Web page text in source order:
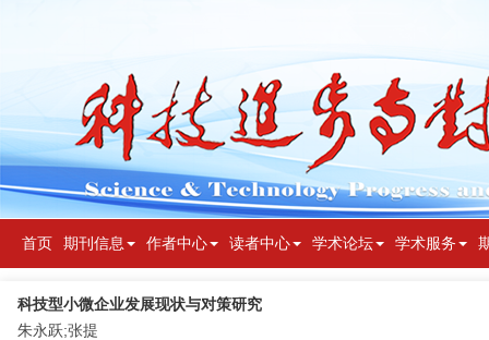
首页 期刊信息 作者中心 读者中心 学术论坛 学术服务
科技型小微企业发展现状与对策研究
朱永跃;张提